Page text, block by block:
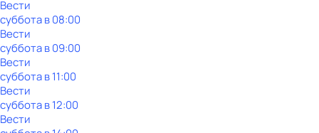
Вести
субботав08:00
Вести
субботав09:00
Вести
субботав11:00
Вести
субботав12:00
Вести